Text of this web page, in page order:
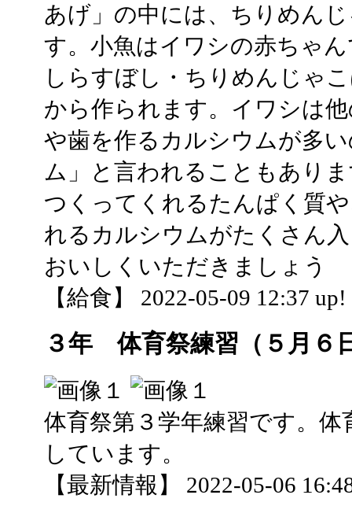
あげ」の中には、ちりめん
す。小魚はイワシの赤ちゃ
しらすぼし・ちりめんじゃ
から作られます。イワシは
や歯を作るカルシウムが多
ム」と言われることもあり
つくってくれるたんぱく質
れるカルシウムがたくさん
おいしくいただきましょう
【給食】 2022-05-09 12:37 up!
３年 体育祭練習（５月６
体育祭第３学年練習です。
しています。
【最新情報】 2022-05-06